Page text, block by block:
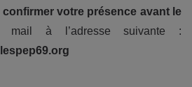
confirmer votre présence avant le
à l’adresse suivante :